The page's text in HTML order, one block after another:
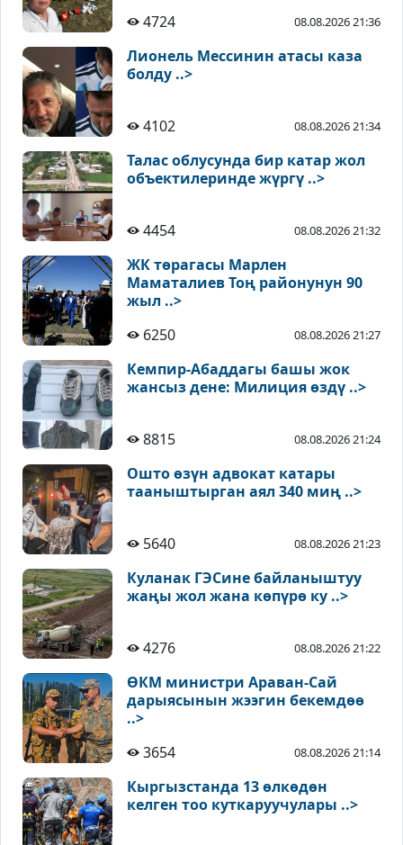
4724
08.08.2026 21:36
Лионель Мессинин атасы каза
болду ..>
4102 08.08.2026 21:34
Талас облусунда бир катар жол
объектилеринде жүргү ..>
4454 08.08.2026 21:32
ЖК төрагасы Марлен
Маматалиев Тоң районунун 90
жыл ..>
6250
08.08.2026 21:27
Кемпир-Абаддагы башы жок
жансыз дене: Милиция өздү ..>
8815 08.08.2026 21:24
Ошто өзүн адвокат катары
тааныштырган аял 340 миң ..>
5640 08.08.2026 21:23
Куланак ГЭСине байланыштуу
жаңы жол жана көпүрө ку ..>
4276 08.08.2026 21:22
ӨКМ министри Араван-Сай
дарыясынын жээгин бекемдөө
..>
3654
08.08.2026 21:14
Кыргызстанда 13 өлкөдөн
келген тоо куткаруучулары ..>